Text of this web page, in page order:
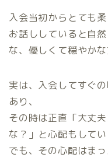
入会当初からとても
お話ししていると自
な、優しくて穏やかな
実は、入会してすぐ
あり、
その時は正直「大丈
な？」と心配もしてい
でも、その心配はま